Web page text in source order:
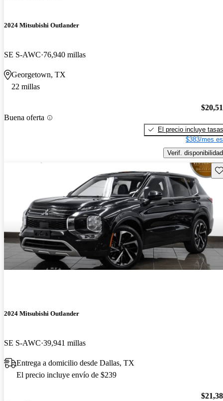
2024 Mitsubishi Outlander
SE S-AWC 76,940 millas
Georgetown, TX
22 millas
Buena oferta
El precio incluye tasas
$383/mes
Verif. disponibilidad
2024 Mitsubishi Outlander
SE S-AWC 39,941 millas
Entrega a domicilio desde Dallas, TX
El precio incluye envío de $239